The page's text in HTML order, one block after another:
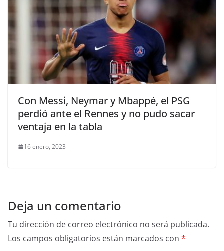
Con Messi, Neymar y Mbappé, el PSG
perdió ante el Rennes y no pudo sacar
ventaja en la tabla
16 enero, 2023
Deja un comentario
Tu dirección de correo electrónico no será publicada.
Los campos obligatorios están marcados con *